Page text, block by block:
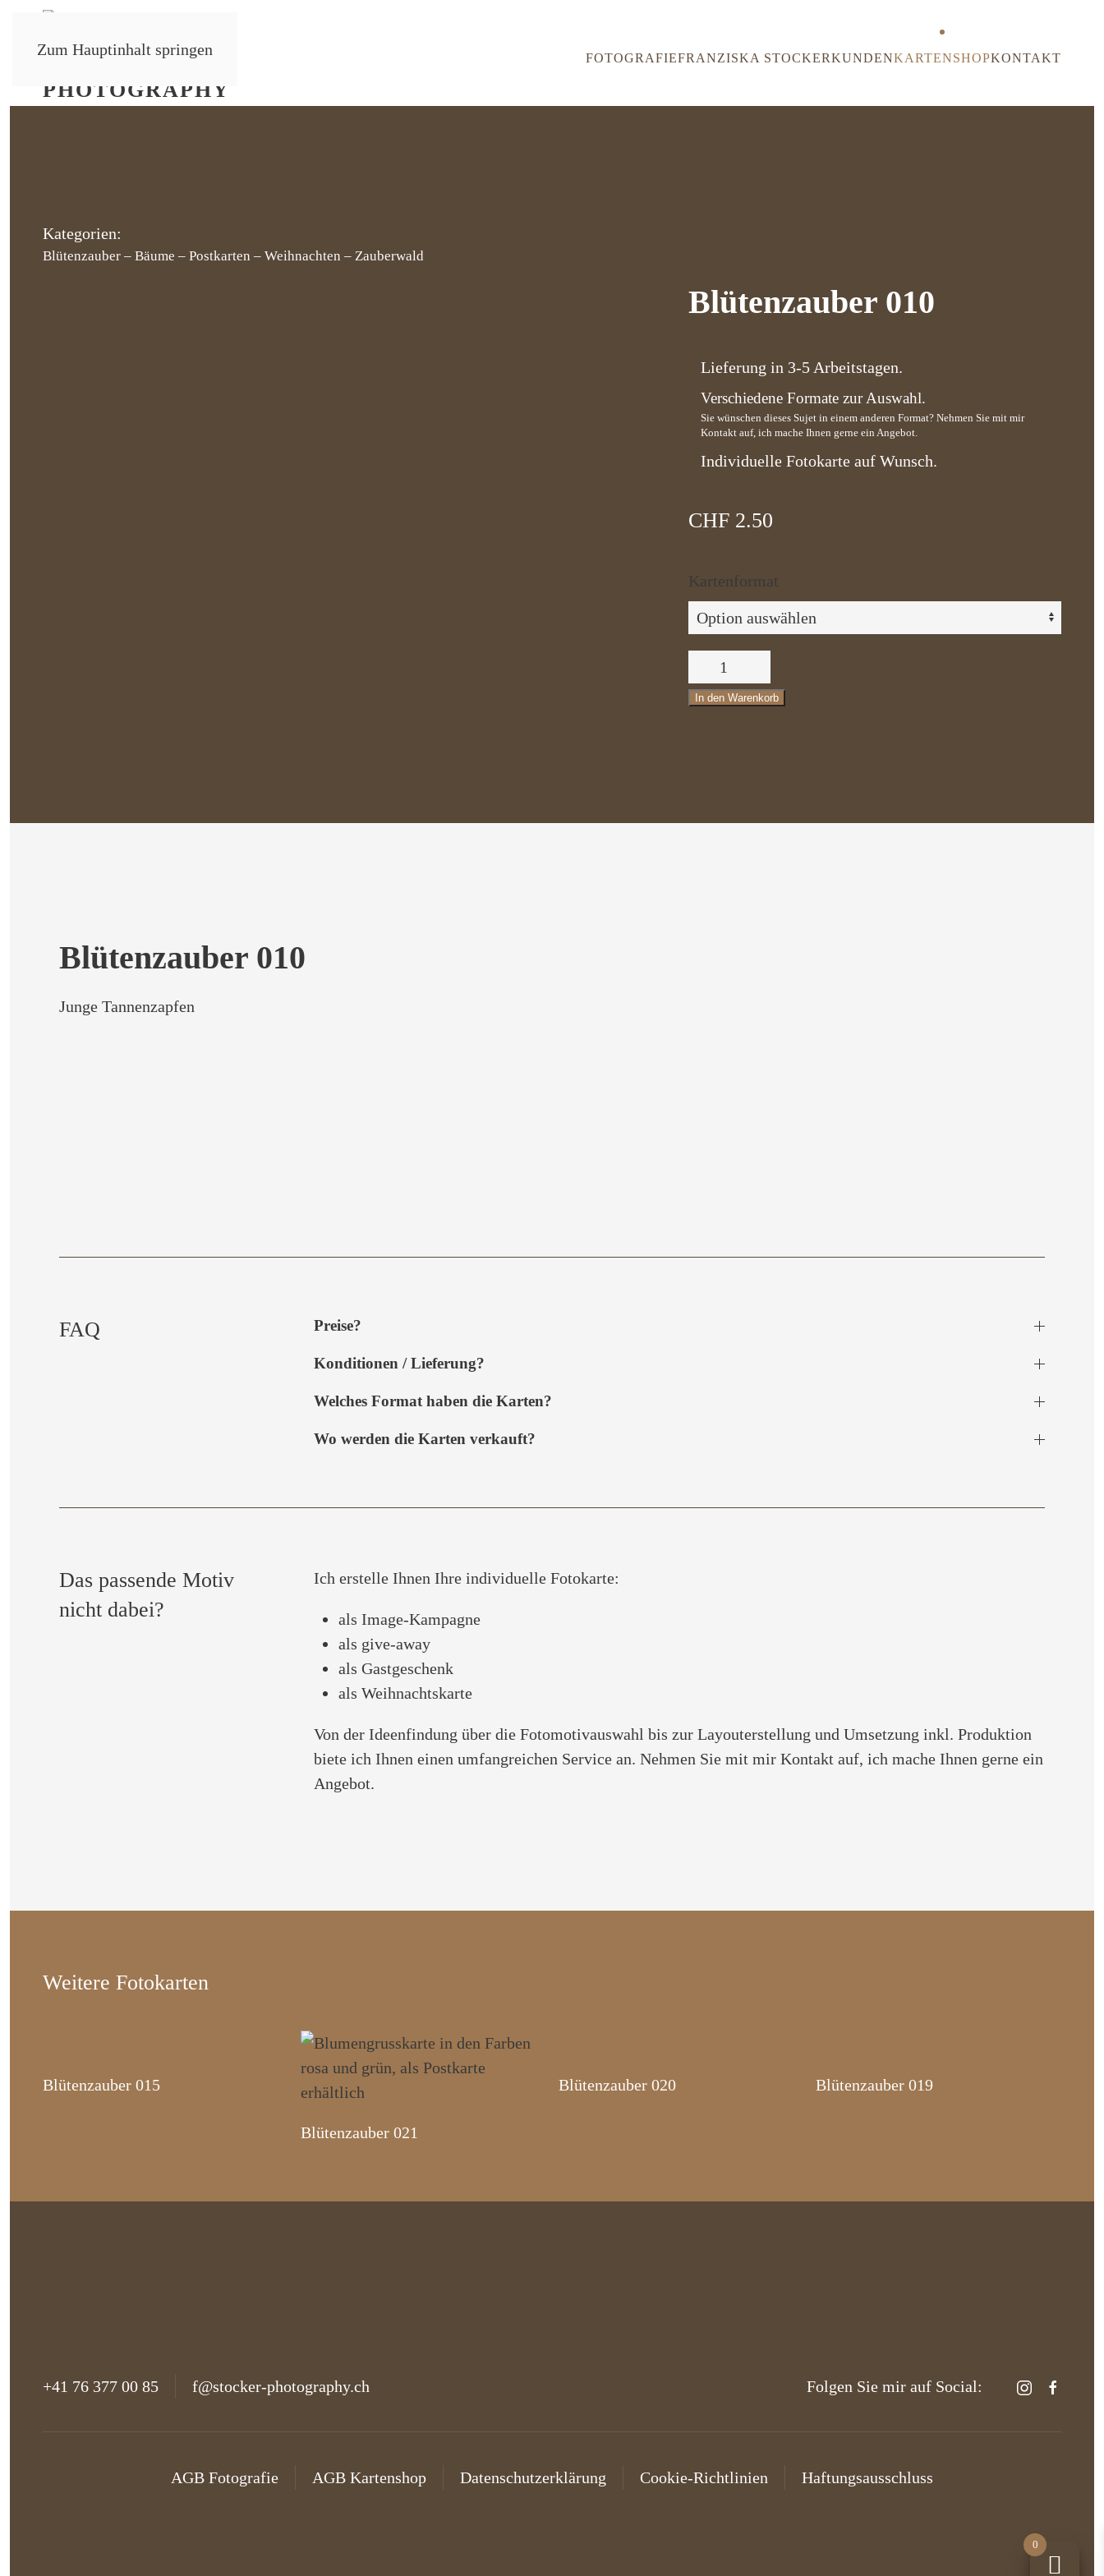
Zum Hauptinhalt springen FOTOGRAFIEFRANZISKA STOCKERKUNDENKARTENSHOPKONTAKT
Kategorien:
Blütenzauber – Bäume – Postkarten – Weihnachten – Zauberwald
Blütenzauber 010
Lieferung in 3-5 Arbeitstagen.
Verschiedene Formate zur Auswahl.
Sie wünschen dieses Sujet in einem anderen Format? Nehmen Sie mit mir
Kontakt auf, ich mache Ihnen gerne ein Angebot.
Individuelle Fotokarte auf Wunsch.
CHF 2.50
Kartenformat
Blütenzauber
010
Menge
In den Warenkorb
Blütenzauber 010
Junge Tannenzapfen
FAQ Preise?
Konditionen / Lieferung?
Welches Format haben die Karten?
Wo werden die Karten verkauft?
Das passende Motiv
nicht dabei?
Ich erstelle Ihnen Ihre individuelle Fotokarte:
als Image-Kampagne
als give-away
als Gastgeschenk
als Weihnachtskarte
Von der Ideenfindung über die Fotomotivauswahl bis zur Layouterstellung und Umsetzung inkl. Produktion
biete ich Ihnen einen umfangreichen Service an. Nehmen Sie mit mir Kontakt auf, ich mache Ihnen gerne ein
Angebot.
Weitere Fotokarten
Blütenzauber 015
Blütenzauber 021
Blütenzauber 020 Blütenzauber 019
+41 76 377 00 85 f@stocker-photography.ch Folgen Sie mir auf Social:
AGB Fotografie AGB Kartenshop Datenschutzerklärung Cookie-Richtlinien Haftungsausschluss
0